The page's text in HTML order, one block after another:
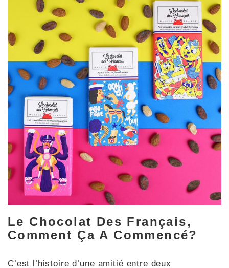
Le Chocolat Des Français,
Comment Ça A Commencé?
C’est l’histoire d’une amitié entre deux